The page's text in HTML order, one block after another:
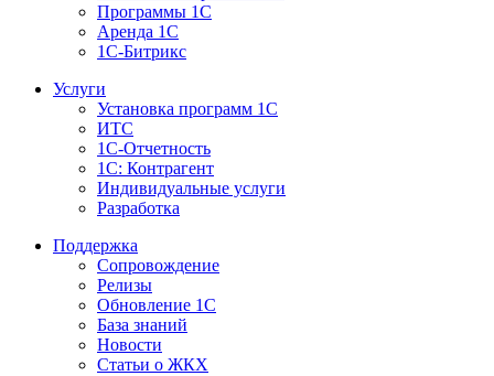
Программы 1С
Аренда 1С
1С-Битрикс
Услуги
Установка программ 1С
ИТС
1С-Отчетность
1С: Контрагент
Индивидуальные услуги
Разработка
Поддержка
Сопровождение
Релизы
Обновление 1С
База знаний
Новости
Статьи о ЖКХ